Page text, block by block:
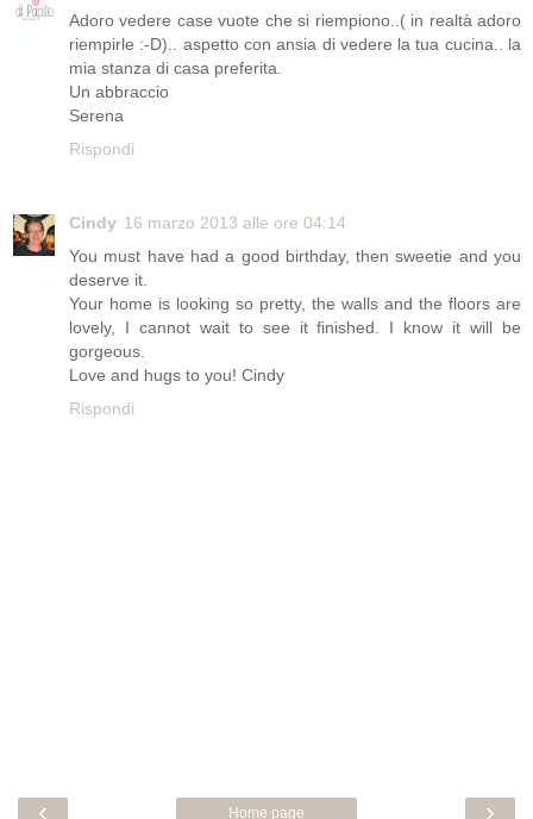
Adoro vedere case vuote che si riempiono..( in realtà adoro
riempirle :-D).. aspetto con ansia di vedere la tua cucina.. la
mia stanza di casa preferita.
Un abbraccio
Serena
Rispondi
Cindy 16 marzo 2013 alle ore 04:14
You must have had a good birthday, then sweetie and you
deserve it.
Your home is looking so pretty, the walls and the floors are
lovely, I cannot wait to see it finished. I know it will be
gorgeous.
Love and hugs to you! Cindy
Rispondi
‹ ›
Home page